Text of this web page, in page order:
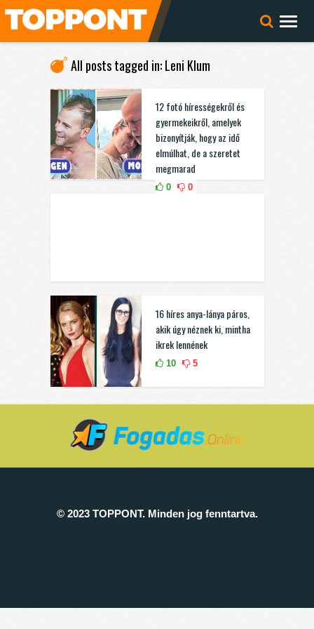
All posts tagged in: Leni Klum
12 fotó hírességekről és
gyermekeikről, amelyek
bizonyítják, hogy az idő
elmúlhat, de a szeretet
megmarad
0 0
16 híres anya-lánya páros,
akik úgy néznek ki, mintha
ikrek lennének
10 5
© 2023 TOPPONT. Minden jog fenntartva.